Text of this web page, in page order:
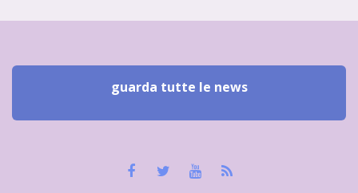
guarda tutte le news